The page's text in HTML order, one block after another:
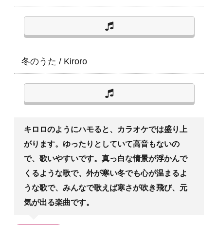
冬のうた / Kiroro
キロロのようにハモると、カラオケでは盛り上
がります。ゆったりとしていて高音もないの
で、歌いやすいです。真っ白な情景が浮かんで
くるような歌で、外が寒い冬でも心が温まるよ
うな歌で、みんなで歌えば寒さが吹き飛び、元
気が出る楽曲です。